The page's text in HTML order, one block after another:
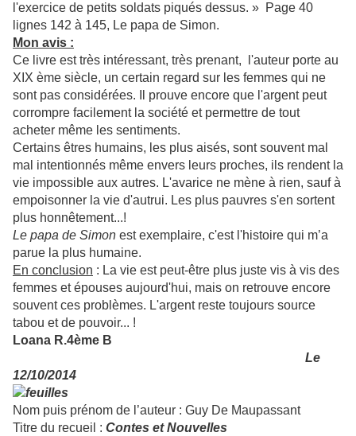
l'exercice de petits soldats piqués dessus. » Page 40
lignes 142 à 145, Le papa de Simon.
Mon avis :
Ce livre est très intéressant, très prenant, l'auteur porte au
XIX ème siècle, un certain regard sur les femmes qui ne
sont pas considérées. Il prouve encore que l'argent peut
corrompre facilement la société et permettre de tout
acheter même les sentiments.
Certains êtres humains, les plus aisés, sont souvent mal
mal intentionnés même envers leurs proches, ils rendent la
vie impossible aux autres. L'avarice ne mène à rien, sauf à
empoisonner la vie d'autrui. Les plus pauvres s'en sortent
plus honnêtement...!
Le papa de Simon est exemplaire, c'est l'histoire qui m’a
parue la plus humaine.
En conclusion : La vie est peut-être plus juste vis à vis des
femmes et épouses aujourd'hui, mais on retrouve encore
souvent ces problèmes. L'argent reste toujours source
tabou et de pouvoir... !
Loana R.4ème B
Le
12/10/2014
Nom puis prénom de l’auteur : Guy De Maupassant
Titre du recueil : Contes et Nouvelles